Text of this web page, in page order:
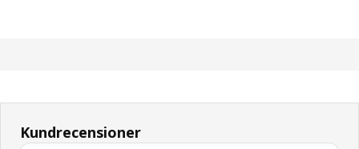
Kundrecensioner